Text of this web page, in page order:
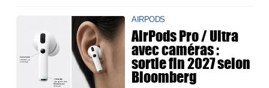
AIRPODS
AirPods Pro / Ultra
avec caméras :
sortie fin 2027 selon
Bloomberg